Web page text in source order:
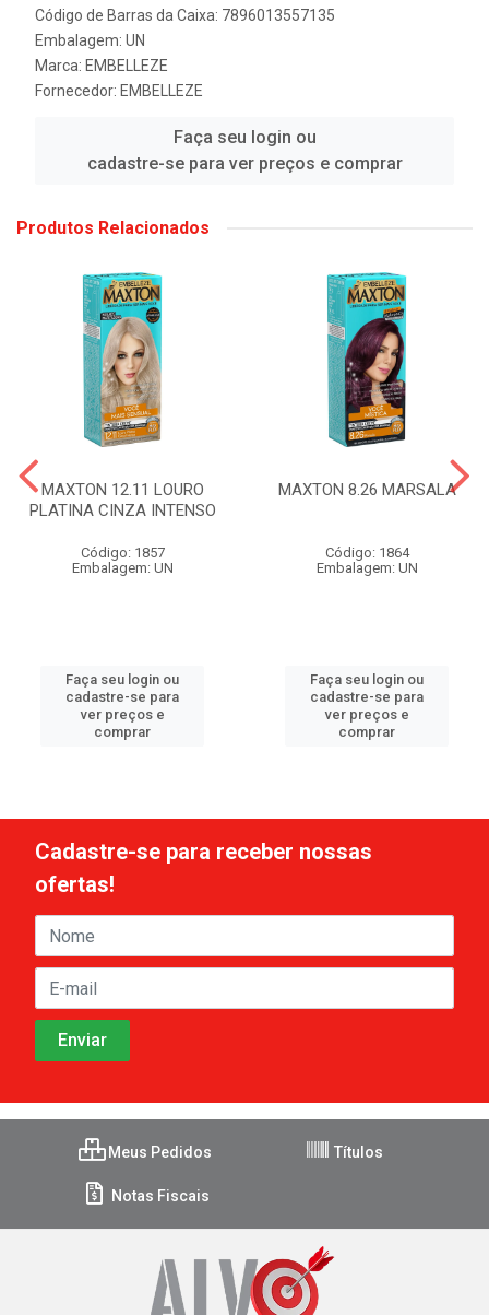
Código de Barras da Caixa: 7896013557135
Embalagem: UN
Marca: EMBELLEZE
Fornecedor: EMBELLEZE
Faça seu login ou
cadastre-se para ver preços e comprar
Produtos Relacionados
MAXTON 12.11 LOURO
PLATINA CINZA INTENSO
Código: 1857
Embalagem: UN
Faça seu login ou
cadastre-se para
ver preços e
comprar
MAXTON 8.26 MARSALA
Código: 1864
Embalagem: UN
Faça seu login ou
cadastre-se para
ver preços e
comprar
Cadastre-se para receber nossas
ofertas!
Meus Pedidos Títulos
Notas Fiscais